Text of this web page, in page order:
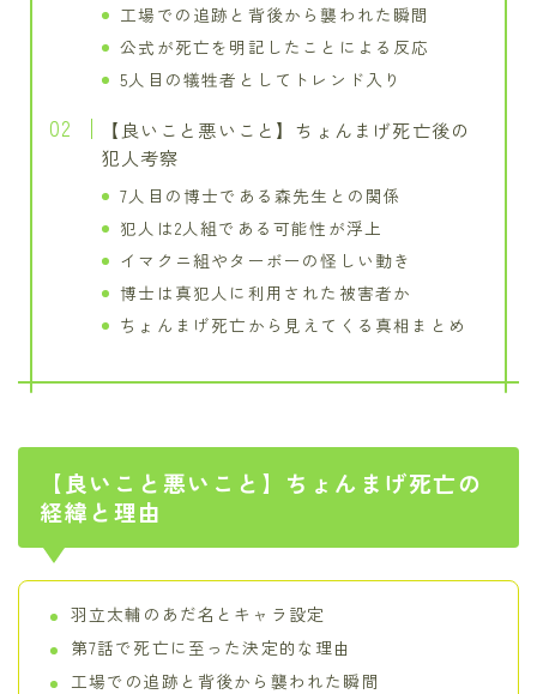
工場での追跡と背後から襲われた瞬間
公式が死亡を明記したことによる反応
5人目の犠牲者としてトレンド入り
【良いこと悪いこと】ちょんまげ死亡後の
犯人考察
7人目の博士である森先生との関係
犯人は2人組である可能性が浮上
イマクニ組やターボーの怪しい動き
博士は真犯人に利用された被害者か
ちょんまげ死亡から見えてくる真相まとめ
【良いこと悪いこと】ちょんまげ死亡の
経緯と理由
羽立太輔のあだ名とキャラ設定
第7話で死亡に至った決定的な理由
工場での追跡と背後から襲われた瞬間